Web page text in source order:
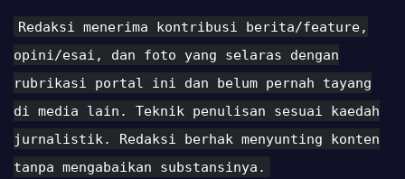
Redaksi menerima kontribusi berita/feature,
opini/esai, dan foto yang selaras dengan
rubrikasi portal ini dan belum pernah tayang
di media lain. Teknik penulisan sesuai kaedah
jurnalistik. Redaksi berhak menyunting konten
tanpa mengabaikan substansinya.